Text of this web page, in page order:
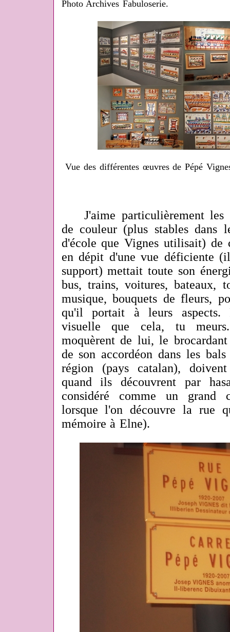
Photo Archives Fabuloserie.
Vue des différentes œuvres de Pépé
J'aime particulièrement les
de couleur (plus stables dans
d'école que Vignes utilisait) de
en dépit d'une vue déficiente
support) mettait toute son
bus, trains, voitures, bateaux,
musique, bouquets de fleurs,
qu'il portait à leurs aspects.
visuelle que cela, tu
moquèrent de lui, le
de son accordéon dans les
région (pays catalan),
quand ils découvrent par
considéré comme un grand
lorsque l'on découvre la rue
mémoire à Elne).